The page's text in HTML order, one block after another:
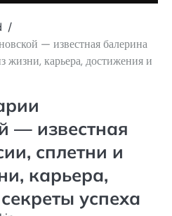
— известная балерина
жизни, карьера, достижения и
— известная
сплетни и
карьера,
успеха